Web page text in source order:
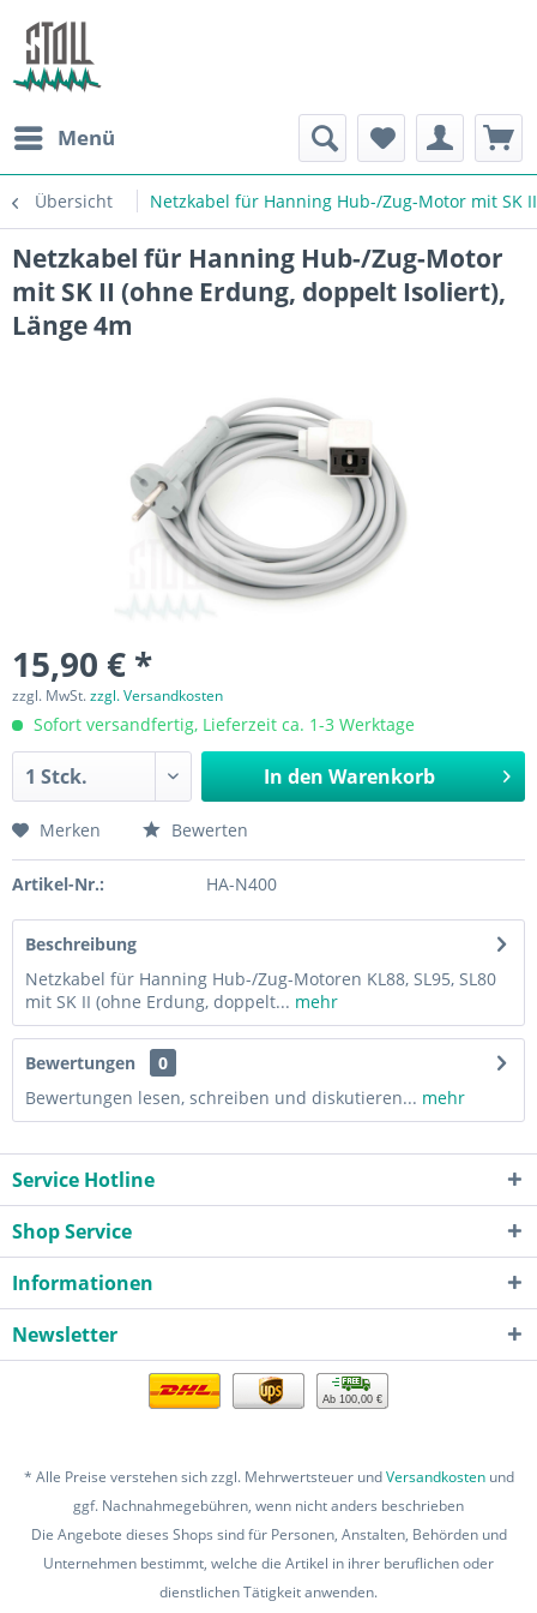
Menü
Übersicht Netzkabel für Hanning Hub-/Zug-Motor mit SK
Netzkabel für Hanning Hub-/Zug-Motor
mit SK II (ohne Erdung, doppelt Isoliert),
Länge 4m
15,90 € *
zzgl. MwSt.zzgl. Versandkosten
Sofort versandfertig, Lieferzeit ca. 1-3 Werktage
In den Warenkorb
Merken Bewerten
Artikel-Nr.: HA-N400
Beschreibung
Netzkabel für Hanning Hub-/Zug-Motoren KL88, SL95, SL80
mit SK II (ohne Erdung, doppelt... mehr
Bewertungen
0
Bewertungen lesen, schreiben und diskutieren... mehr
Service Hotline
Shop Service
Informationen
Newsletter
Ab 100,00 €
* Alle Preise verstehen sich zzgl. Mehrwertsteuer undVersandkostenund
ggf. Nachnahmegebühren, wenn nicht anders beschrieben
Die Angebote dieses Shops sind für Personen, Anstalten, Behörden und
Unternehmen bestimmt, welche die Artikel in ihrer beruflichen oder
dienstlichen Tätigkeit anwenden.